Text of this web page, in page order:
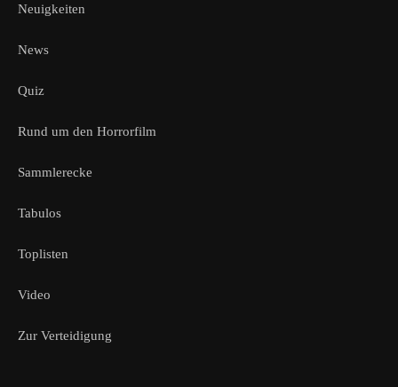
Neuigkeiten
News
Quiz
Rund um den Horrorfilm
Sammlerecke
Tabulos
Toplisten
Video
Zur Verteidigung